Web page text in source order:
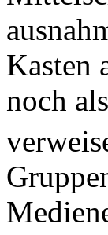
Kasten
noch